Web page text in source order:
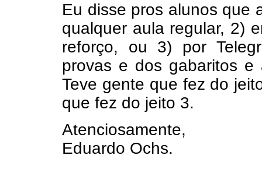
Eu disse pros alunos que
qualquer aula regular, 2)
reforço, ou 3) por
provas e dos gabaritos
Teve gente que fez do
que fez do jeito 3.
Atenciosamente,
Eduardo Ochs.